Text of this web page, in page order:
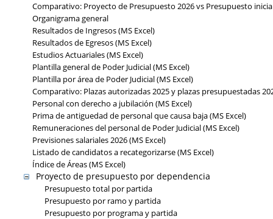
Comparativo: Proyecto de Presupuesto 2026 vs Presupuesto
Organigrama general
Resultados de Ingresos (MS Excel)
Resultados de Egresos (MS Excel)
Estudios Actuariales (MS Excel)
Plantilla general de Poder Judicial (MS Excel)
Plantilla por área de Poder Judicial (MS Excel)
Comparativo: Plazas autorizadas 2025 y plazas presupuestadas
Personal con derecho a jubilación (MS Excel)
Prima de antiguedad de personal que causa baja (MS Excel)
Remuneraciones del personal de Poder Judicial (MS Excel)
Previsiones salariales 2026 (MS Excel)
Listado de candidatos a recategorizarse (MS Excel)
Índice de Áreas (MS Excel)
Proyecto de presupuesto por dependencia
Presupuesto total por partida
Presupuesto por ramo y partida
Presupuesto por programa y partida